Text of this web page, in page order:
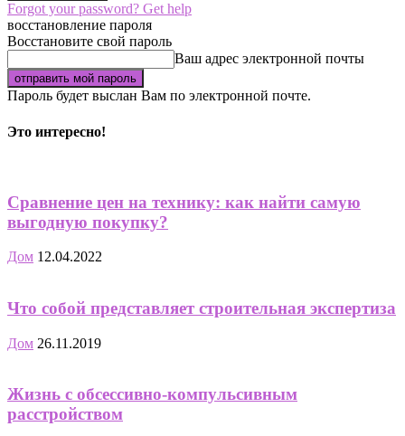
Forgot your password? Get help
восстановление пароля
Восстановите свой пароль
Ваш адрес электронной почты
Пароль будет выслан Вам по электронной почте.
Это интересно!
Сравнение цен на технику: как найти самую
выгодную покупку?
Дом 12.04.2022
Что собой представляет строительная экспертиза
Дом 26.11.2019
Жизнь с обсессивно-компульсивным
расстройством